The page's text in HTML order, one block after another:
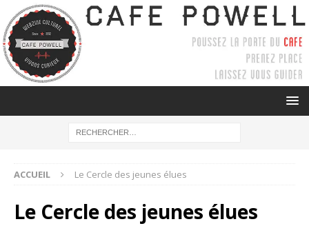
ACCUEIL Le Cercle des jeunes élues
Le Cercle des jeunes élues